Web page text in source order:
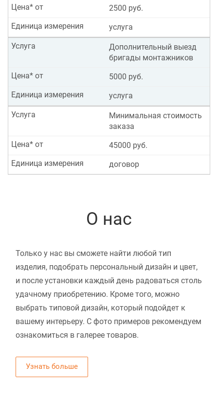
2500 руб.
Цена* от
услуга
Единица измерения
Дополнительный выезд
бригады монтажников
Услуга
5000 руб.
Цена* от
услуга
Единица измерения
Минимальная стоимость
заказа
Услуга
45000 руб.
Цена* от
договор
Единица измерения
О нас
Только у нас вы сможете найти любой тип
изделия, подобрать персональный дизайн и цвет,
и после установки каждый день радоваться столь
удачному приобретению. Кроме того, можно
выбрать типовой дизайн, который подойдет к
вашему интерьеру. С фото примеров рекомендуем
ознакомиться в галерее товаров.
Узнать больше